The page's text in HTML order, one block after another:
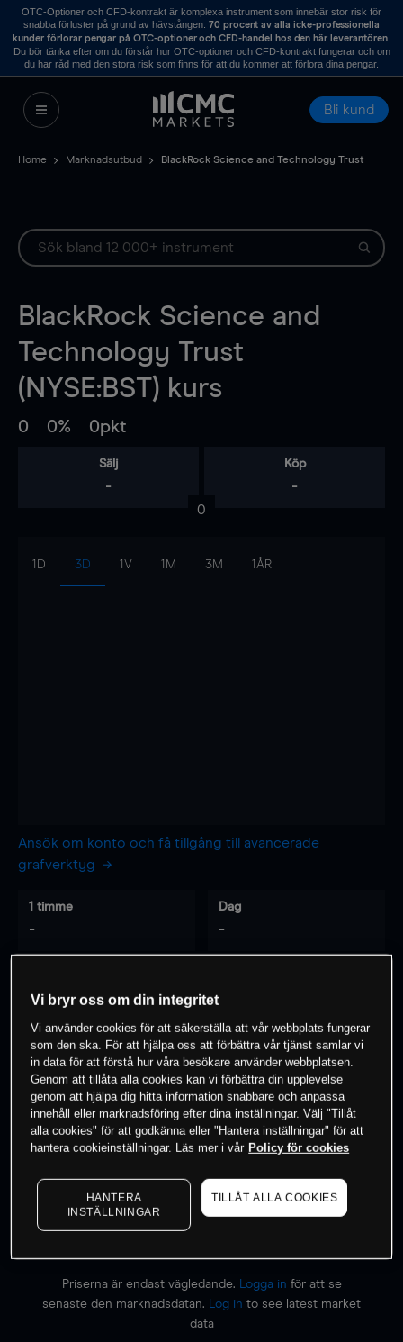
OTC-Optioner och CFD-kontrakt är komplexa instrument som innebär stor risk för
snabba förluster på grund av hävstången. 70 procent av alla icke-professionella
kunder förlorar pengar på OTC-optioner och CFD-handel hos den här leverantören.
Du bör tänka efter om du förstår hur OTC-optioner och CFD-kontrakt fungerar och om
du har råd med den stora risk som finns för att du kommer att förlora dina pengar.
Bli kund
Home Marknadsutbud BlackRock Science and Technology Trust
BlackRock Science and
Technology Trust
(NYSE:BST) kurs
0 0% 0pkt
Sälj
-
Köp
-
0
1D 3D 1V 1M 3M 1ÅR
Ansök om konto och få tillgång till avancerade
grafverktyg
1 timme
-
Dag
-
- -
0% av kunderna har enposition i detta
instrument
Priserna är endast vägledande. Logga in för att se
senaste den marknadsdatan.
Log in to see latest market
data
Vi bryr oss om din integritet
Vi använder cookies för att säkerställa att vår webbplats fungerar
som den ska. För att hjälpa oss att förbättra vår tjänst samlar vi
in data för att förstå hur våra besökare använder webbplatsen.
Genom att tillåta alla cookies kan vi förbättra din upplevelse
genom att hjälpa dig hitta information snabbare och anpassa
innehåll eller marknadsföring efter dina inställningar. Välj "Tillåt
alla cookies" för att godkänna eller "Hantera inställningar" för att
hantera cookieinställningar. Läs mer i vår Policy för cookies
HANTERA
INSTÄLLNINGAR
TILLÅT ALLA COOKIES